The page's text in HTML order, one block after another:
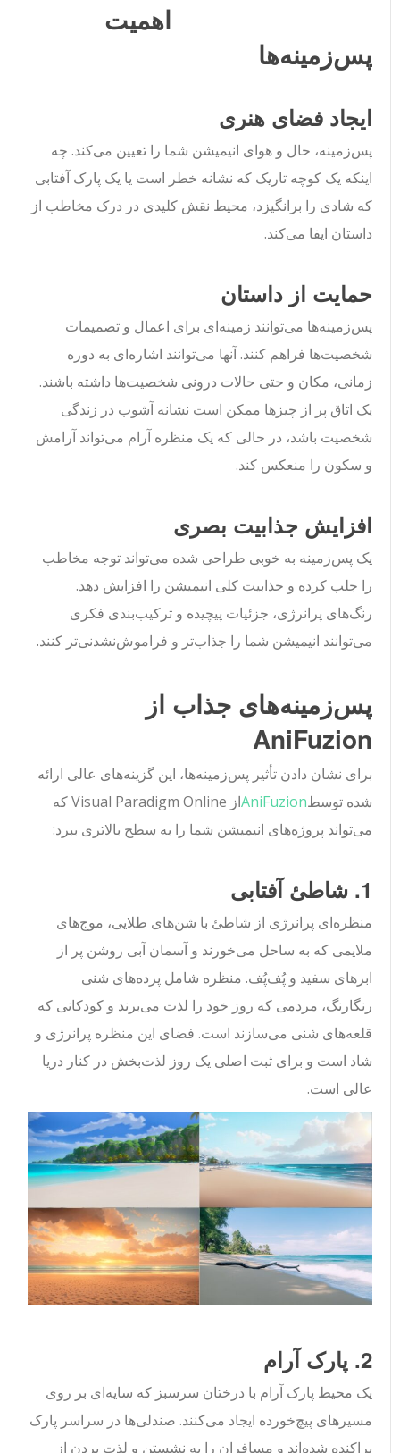
اهمیت
پس‌زمینه‌ها
ایجاد فضای هنری
پس‌زمینه، حال و هوای انیمیشن شما را تعیین می‌کند. چه
اینکه یک کوچه تاریک که نشانه خطر است یا یک پارک آفتابی
که شادی را برانگیزد، محیط نقش کلیدی در درک مخاطب از
داستان ایفا می‌کند.
حمایت از داستان
پس‌زمینه‌ها می‌توانند زمینه‌ای برای اعمال و تصمیمات
شخصیت‌ها فراهم کنند. آنها می‌توانند اشاره‌ای به دوره
زمانی، مکان و حتی حالات درونی شخصیت‌ها داشته باشند.
یک اتاق پر از چیزها ممکن است نشانه آشوب در زندگی
شخصیت باشد، در حالی که یک منظره آرام می‌تواند آرامش
و سکون را منعکس کند.
افزایش جذابیت بصری
یک پس‌زمینه به خوبی طراحی شده می‌تواند توجه مخاطب
را جلب کرده و جذابیت کلی انیمیشن را افزایش دهد.
رنگ‌های پرانرژی، جزئیات پیچیده و ترکیب‌بندی فکری
می‌توانند انیمیشن شما را جذاب‌تر و فراموش‌نشدنی‌تر کنند.
پس‌زمینه‌های جذاب از
AniFuzion
برای نشان دادن تأثیر پس‌زمینه‌ها، این گزینه‌های عالی ارائه
شده توسطAniFuzion
از Visual Paradigm Online که
می‌تواند پروژه‌های انیمیشن شما را به سطح بالاتری ببرد:
منظره‌ای پرانرژی از شاطئ با شن‌های طلایی، موج‌های
ملایمی که به ساحل می‌خورند و آسمان آبی روشن پر از
ابرهای سفید و پُف‌پُف. منظره شامل پرده‌های شنی
رنگارنگ، مردمی که روز خود را لذت می‌برند و کودکانی که
قلعه‌های شنی می‌سازند است. فضای این منظره پرانرژی و
شاد است و برای ثبت اصلی یک روز لذت‌بخش در کنار دریا
عالی است.
2. پارک آرام
یک محیط پارک آرام با درختان سرسبز که سایه‌ای بر روی
مسیرهای پیچ‌خورده ایجاد می‌کنند. صندلی‌ها در سراسر پارک
پراکنده شده‌اند و مسافران را به نشستن و لذت بردن از